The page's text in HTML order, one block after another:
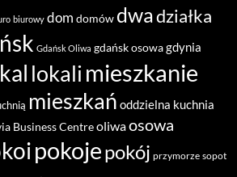
biurowy dom domów dwadziałka
Gdańsk Oliwa gdańsk osowagdynia
lokalimieszkanie
mieszkań oddzielna kuchnia
Business Centreoliwaosowa
pokojepokój przymorze sopot